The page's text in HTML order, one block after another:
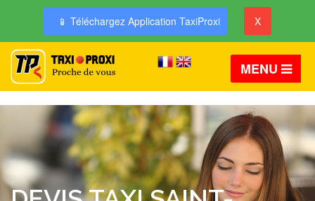
📱 Téléchargez Application TaxiProxi X
MENU